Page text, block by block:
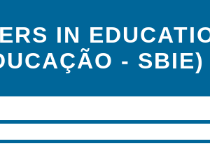
IN
- SBIE)